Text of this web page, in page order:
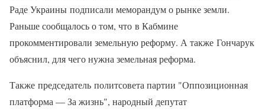
Раде Украины подписали меморандум о рынке земли.
Раньше сообщалось о том, что в Кабмине
прокомментировали земельную реформу. А также Гончарук
объяснил, для чего нужна земельная реформа.
Также председатель политсовета партии "Оппозиционная
платформа — За жизнь", народный депутат